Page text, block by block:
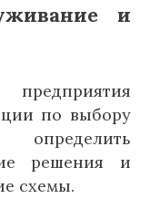
и
по выбору
определить
решения и
схемы.